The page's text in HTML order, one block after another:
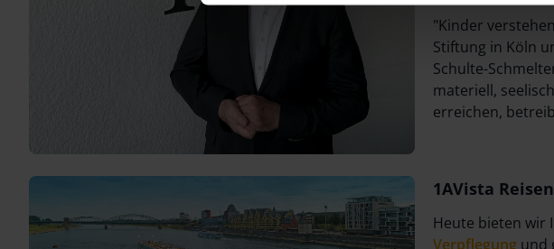
"Kinder
Stiftung in Köln
Schulte-
materiell,
erreichen,
1AVista
Heute bieten wir
Verpflegungund